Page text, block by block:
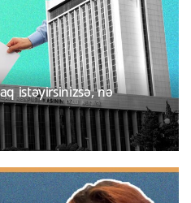
istəyirsinizsə, nə